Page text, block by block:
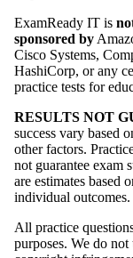
ExamReady IT is
sponsored by
Cisco Systems,
HashiCorp, or any
practice tests for
RESULTS NOT
success vary based
other factors.
not guarantee exam
are estimates based
individual outcomes.
All practice
purposes. We do